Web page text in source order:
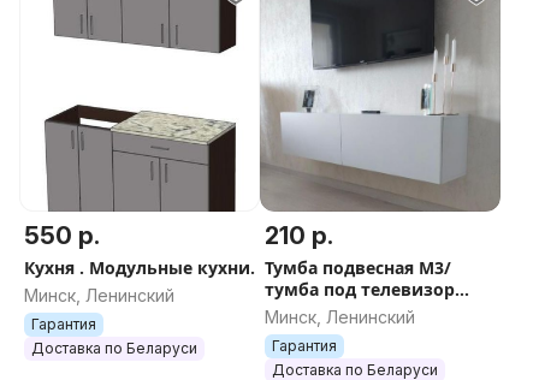
550 р.
Кухня . Модульные кухни.
Минск, Ленинский
Гарантия
Доставка по Беларуси
210 р.
Тумба подвесная М3/
тумба под телевизор
подвесная М3
Минск, Ленинский
Гарантия
Доставка по Беларуси